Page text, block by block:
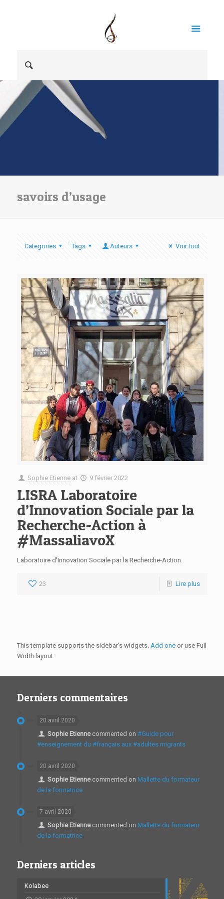
savoirs d’usage
Categories Tags Auteurs Voir tout
Sophie Etienne at 9 février 2022
LISRA Laboratoire
d’Innovation Sociale par la
Recherche-Action à
#MassaliavoX
Laboratoire d'Innovation Sociale par la Recherche-Action
23 Lire plus
This template supports the sidebar's widgets. Add oneor use Full
Width layout.
Derniers commentaires
20 avril 2020
Sophie Etiennecommented on #Guide pour
#enseignement du #français aux #adultes migrants
20 avril 2020
Sophie Etiennecommented on Mallette du formateur
de la formatrice
7 avril 2020
Sophie Etiennecommented on Mallette du formateur
de la formatrice
Derniers articles
Kolabee